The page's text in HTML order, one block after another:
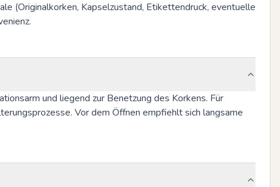
(Originalkorken, Kapselzustand, Etikettendruck, eventuelle
und liegend zur Benetzung des Korkens. Für
Vor dem Öffnen empfiehlt sich langsame